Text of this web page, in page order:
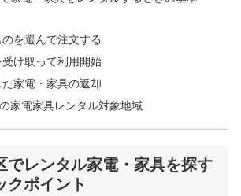
を選んで注文する
け取って利用開始
た家電・家具の返却
家電家具レンタル対象地域
でレンタル家電・家具を探す
クポイント